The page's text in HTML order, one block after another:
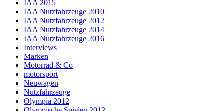
IAA 2015
IAA Nutzfahrzeuge 2010
IAA Nutzfahrzeuge 2012
IAA Nutzfahrzeuge 2014
IAA Nutzfahrzeuge 2016
Interviews
Marken
Motorrad & Co
motorsport
Neuwagen
Nutzfahrzeuge
Olympia 2012